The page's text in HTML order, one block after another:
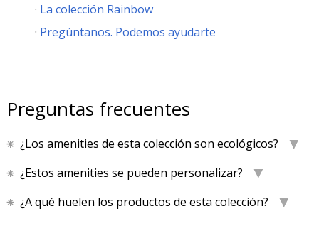
La colección Rainbow
Pregúntanos. Podemos ayudarte
Preguntas frecuentes
¿Los amenities de esta colección son ecológicos?
¿Estos amenities se pueden personalizar?
¿A qué huelen los productos de esta colección?